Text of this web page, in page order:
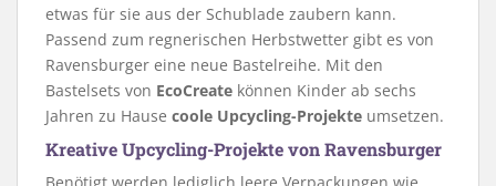
etwas für sie aus der Schublade zaubern kann.
Passend zum regnerischen Herbstwetter gibt es von
Ravensburger eine neue Bastelreihe. Mit den
Bastelsets von EcoCreate können Kinder ab sechs
Jahren zu Hause coole Upcycling-Projekte umsetzen.
Kreative Upcycling-Projekte von Ravensburger
Benötigt werden lediglich leere Verpackungen wie